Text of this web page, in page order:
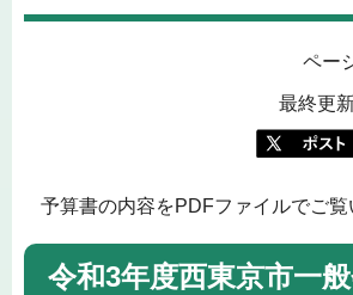
ペー
最終更
予算書の内容をPDFファイルでご覧
令和3年度西東京市一